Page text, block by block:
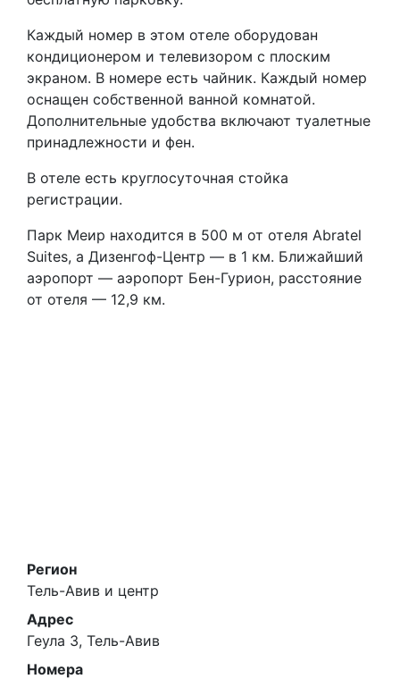
Каждый номер в этом отеле оборудован
кондиционером и телевизором с плоским
экраном. В номере есть чайник. Каждый номер
оснащен собственной ванной комнатой.
Дополнительные удобства включают туалетные
принадлежности и фен.
В отеле есть круглосуточная стойка
регистрации.
Парк Меир находится в 500 м от отеля Abratel
Suites, а Дизенгоф-Центр — в 1 км. Ближайший
аэропорт — аэропорт Бен-Гурион, расстояние
от отеля — 12,9 км.
Регион
Тель-Авив и центр
Адрес
Геула 3, Тель-Авив
Номера